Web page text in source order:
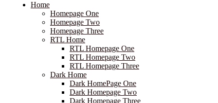
Home
Homepage One
Homepage Two
Homepage Three
RTL Home
RTL Homepage One
RTL Homepage Two
RTL Homepage Three
Dark Home
Dark HomePage One
Dark Homepage Two
Dark Homepage Three